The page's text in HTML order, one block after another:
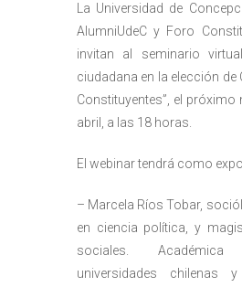
La Universidad de
AlumniUdeC y Foro
invitan al seminario
ciudadana en la elección de
Constituyentes”, el próximo
abril, a las 18 horas.
El webinar tendrá como
– Marcela Ríos Tobar,
en ciencia política, y
sociales.
universidades chilenas y